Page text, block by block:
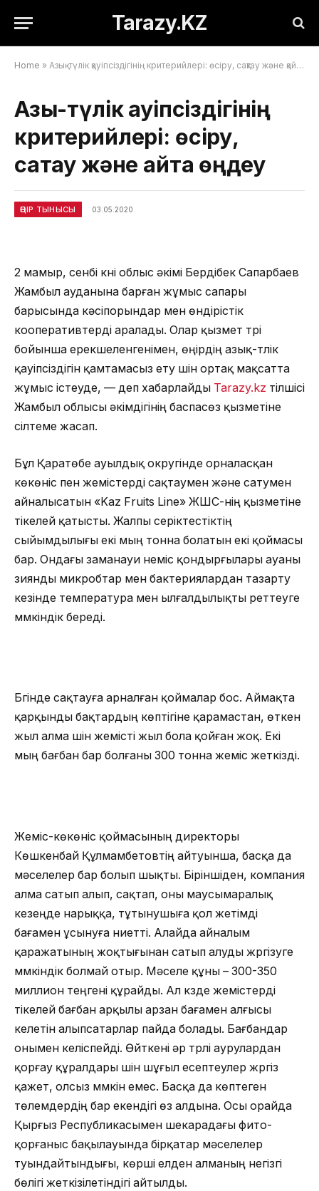
Tarazy.KZ
Home » Азық-түлік қауіпсіздігінің критерийлері: өсіру, сақтау және қайта өңдеу
Азық-түлік қауіпсіздігінің
критерийлері: өсіру,
сақтау және қайта өңдеу
ӨҢІР ТЫНЫСЫ 03.05.2020
2 мамыр, сенбі күні облыс әкімі Бердібек Сапарбаев
Жамбыл ауданына барған жұмыс сапары
барысында кәсіпорындар мен өндірістік
кооперативтерді аралады. Олар қызмет түрі
бойынша ерекшеленгенімен, өңірдің азық-түлік
қауіпсіздігін қамтамасыз ету үшін ортақ мақсатта
жұмыс істеуде, — деп хабарлайды Tarazy.kz тілшісі
Жамбыл облысы әкімдігінің баспасөз қызметіне
сілтеме жасап.
Бұл Қаратөбе ауылдық округінде орналасқан
көкөніс пен жемістерді сақтаумен және сатумен
айналысатын «Kaz Fruits Line» ЖШС-нің қызметіне
тікелей қатысты. Жалпы серіктестіктің
сыйымдылығы екі мың тонна болатын екі қоймасы
бар. Ондағы заманауи неміс қондырғылары ауаны
зиянды микробтар мен бактериялардан тазарту
кезінде температура мен ылғалдылықты реттеуге
мүмкіндік береді.
Бүгінде сақтауға арналған қоймалар бос. Аймақта
қарқынды бақтардың көптігіне қарамастан, өткен
жыл алма үшін жемісті жыл бола қойған жоқ. Екі
мың бағбан бар болғаны 300 тонна жеміс жеткізді.
Жеміс-көкөніс қоймасының директоры
Көшкенбай Құлмамбетовтің айтуынша, басқа да
мәселелер бар болып шықты. Біріншіден, компания
алма сатып алып, сақтап, оны маусымаралық
кезеңде нарыққа, тұтынушыға қол жетімді
бағамен ұсынуға ниетті. Алайда айналым
қаражатының жоқтығынан сатып алуды жүргізуге
мүмкіндік болмай отыр. Мәселе құны – 300-350
миллион теңгені құрайды. Ал күзде жемістерді
тікелей бағбан арқылы арзан бағамен алғысы
келетін алыпсатарлар пайда болады. Бағбандар
онымен келіспейді. Өйткені әр түрлі аурулардан
қорғау құралдары үшін шұғыл есептеулер жүргіз
қажет, олсыз мүмкін емес. Басқа да көптеген
төлемдердің бар екендігі өз алдына. Осы орайда
Қырғыз Республикасымен шекарадағы фито-
қорғаныс бақылауында бірқатар мәселелер
туындайтындығы, көрші елден алманың негізгі
бөлігі жеткізілетіндігі айтылды.